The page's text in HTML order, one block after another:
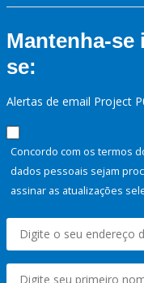
Mantenha-se
se:
Alertas de email Project
Concordo com os termos
dados pessoais sejam
assinar as atualizações